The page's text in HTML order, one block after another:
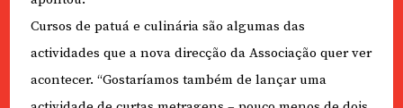
Cursos de patuá e culinária são algumas das
actividades que a nova direcção da Associação quer ver
acontecer. “Gostaríamos também de lançar uma